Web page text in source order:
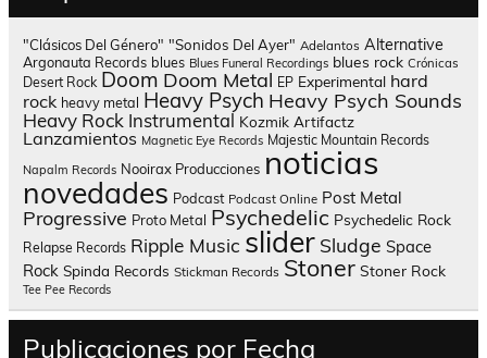
"Clásicos Del Género" "Sonidos Del Ayer" Adelantos Alternative
Argonauta Records blues Blues Funeral Recordings blues rock Crónicas
Desert Rock Doom Doom Metal EP Experimental hard
rock heavy metal Heavy Psych Heavy Psych Sounds
Heavy Rock Instrumental Kozmik Artifactz
Lanzamientos Magnetic Eye Records Majestic Mountain Records
Napalm Records Nooirax Producciones noticias
novedades Podcast Podcast Online Post Metal
Progressive Proto Metal Psychedelic Psychedelic Rock
Relapse Records Ripple Music slider Sludge Space
Rock Spinda Records Stickman Records Stoner Stoner Rock
Tee Pee Records
Publicaciones por Fecha